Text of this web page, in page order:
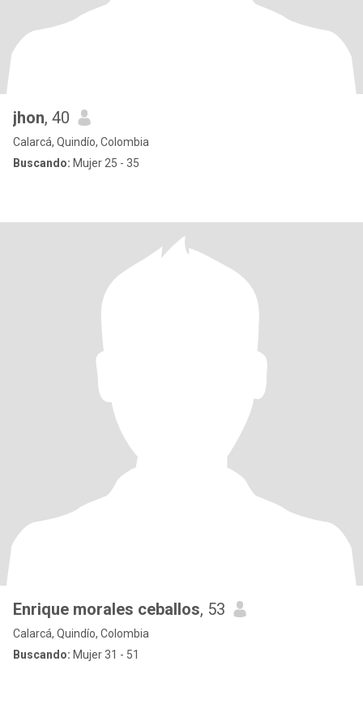
jhon, 40
Calarcá, Quindío, Colombia
Buscando: Mujer 25 - 35
Enrique morales ceballos, 53
Calarcá, Quindío, Colombia
Buscando: Mujer 31 - 51